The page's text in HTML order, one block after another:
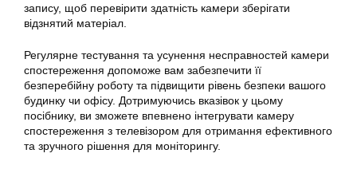
запису, щоб перевірити здатність камери зберігати
відзнятий матеріал.
Регулярне тестування та усунення несправностей камери
спостереження допоможе вам забезпечити її
безперебійну роботу та підвищити рівень безпеки вашого
будинку чи офісу. Дотримуючись вказівок у цьому
посібнику, ви зможете впевнено інтегрувати камеру
спостереження з телевізором для отримання ефективного
та зручного рішення для моніторингу.